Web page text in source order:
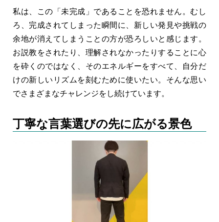
私は、この「未完成」であることを恐れません。むし
ろ、完成されてしまった瞬間に、新しい発見や挑戦の
余地が消えてしまうことの方が恐ろしいと感じます。
お説教をされたり、理解されなかったりすることに心
を砕くのではなく、そのエネルギーをすべて、自分だ
けの新しいリズムを刻むために使いたい。そんな思い
でさまざまなチャレンジをし続けています。
丁寧な言葉選びの先に広がる景色